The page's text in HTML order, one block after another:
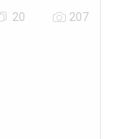
20 207